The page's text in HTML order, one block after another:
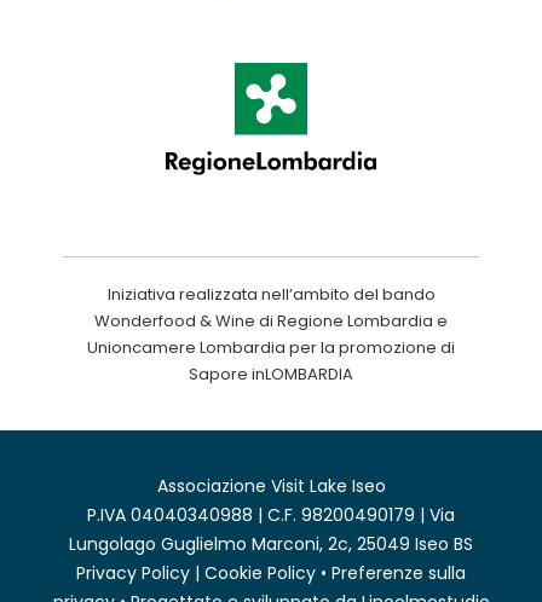
Iniziativa realizzata nell’ambito del bando
Wonderfood & Wine di Regione Lombardia e
Unioncamere Lombardia per la promozione di
Sapore inLOMBARDIA
Associazione Visit Lake Iseo
P.IVA 04040340988 | C.F. 98200490179 | Via
Lungolago Guglielmo Marconi, 2c, 25049 Iseo BS
Privacy Policy | Cookie Policy • Preferenze sulla